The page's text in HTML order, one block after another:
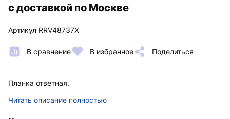
с доставкой по Москве
Артикул RRV48737X
В сравнение В избранное Поделиться
Планка ответная.
Читать описание полностью